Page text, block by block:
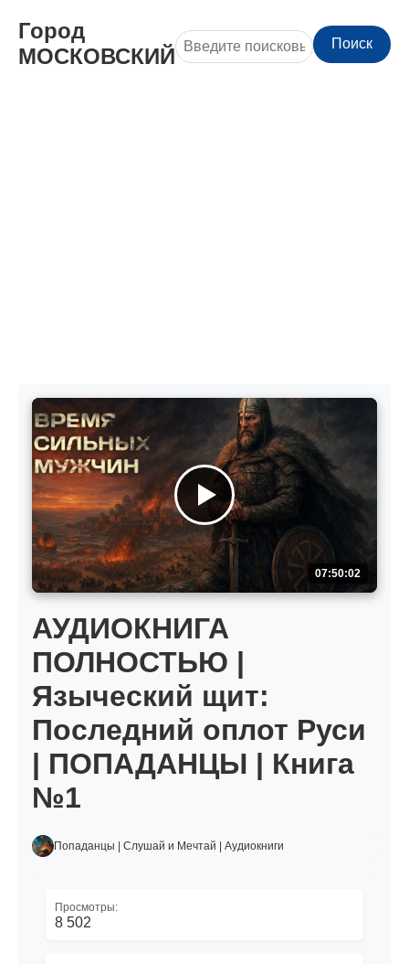
Город
МОСКОВСКИЙ
Поиск
07:50:02
АУДИОКНИГА
ПОЛНОСТЬЮ |
Языческий щит:
Последний оплот Руси
| ПОПАДАНЦЫ | Книга
№1
Попаданцы | Слушай и Мечтай | Аудиокниги
Просмотры:
8 502